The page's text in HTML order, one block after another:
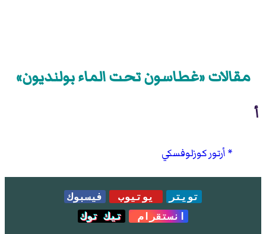
مقالات «غطاسون تحت الماء بولنديون»
أ
أرتور كوزلوفسكي
تويتر يوتيوب
فيسبوك
انستقرام
تيك توك